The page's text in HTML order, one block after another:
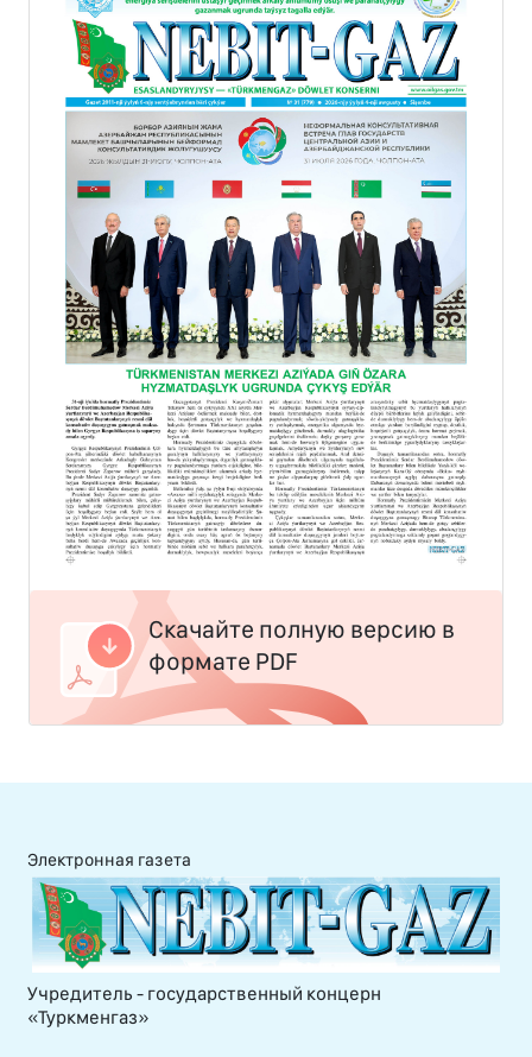
Скачайте полную версию в
формате PDF
Электронная газета
Учредитель - государственный концерн
«Туркменгаз»